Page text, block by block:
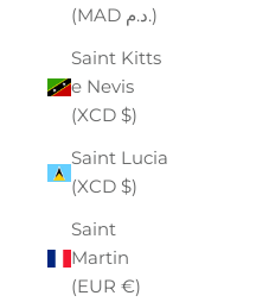
(MAD د.م.)
Saint Kitts
e Nevis
(XCD $)
Saint Lucia
(XCD $)
Saint
Martin
(EUR €)